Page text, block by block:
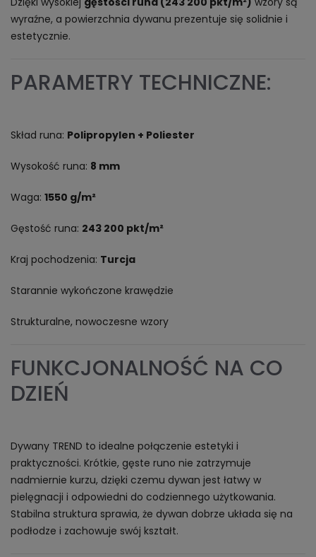
wyraźne, a powierzchnia dywanu prezentuje się solidnie i
estetycznie.
PARAMETRY TECHNICZNE:
Skład runa: Polipropylen + Poliester
Wysokość runa: 8 mm
Waga: 1550 g/m²
Gęstość runa: 243 200 pkt/m²
Kraj pochodzenia: Turcja
Starannie wykończone krawędzie
Strukturalne, nowoczesne wzory
FUNKCJONALNOŚĆ NA CO
DZIEŃ
Dywany TREND to idealne połączenie estetyki i
praktyczności. Krótkie, gęste runo nie zatrzymuje
nadmiernie kurzu, dzięki czemu dywan jest łatwy w
pielęgnacji i odpowiedni do codziennego użytkowania.
Stabilna struktura sprawia, że dywan dobrze układa się na
podłodze i zachowuje swój kształt.